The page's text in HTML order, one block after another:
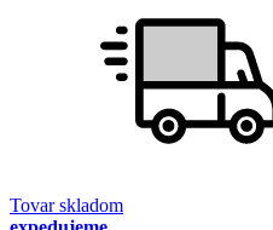
Tovar skladom